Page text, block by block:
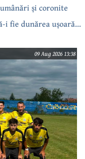
si pe Izabel Mitrea
și coronite
i fie dunărea ușoară...
09 Aug 2026 13:38